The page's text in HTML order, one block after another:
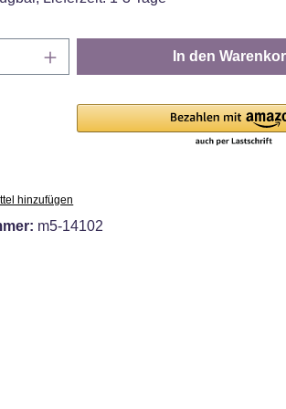
Anzahl: Gib den In den
hinzufügen
m5-14102